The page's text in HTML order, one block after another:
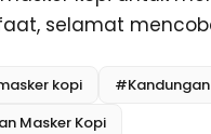
selamat
kopi
Masker Kopi